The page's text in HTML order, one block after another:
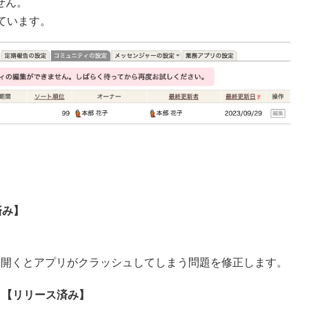
ます。
】
くとアプリがクラッシュしてしまう問題を修正します。
リリース済み】